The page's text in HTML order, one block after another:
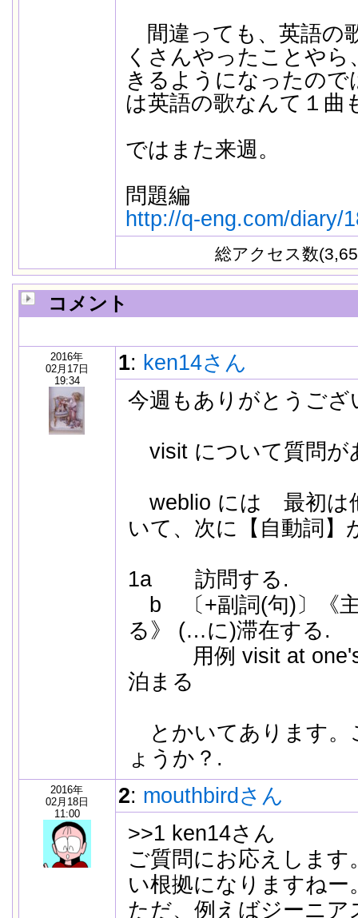
間違っても、英語の
くさんやったことや
きるようになったの
は英語の歌なんて１曲
ではまた来週。
問題編
http://q-eng.com/diary/
総アクセス数
コメント
2016年
02月17日
19:34
1: ken14さん
今週もありがとうござ
visit について質問が
weblio には 最初は
いて、次に【自動詞】
1a 訪問する.
b 〔+副詞(句)〕《
る》 (…に)滞在する.
用例 visit at one's
泊まる
とかいてあります。
ょうか？.
2016年
02月18日
11:00
2: mouthbirdさん
>>1 ken14さん
ご質問にお応えしま
い根拠になりますねー
ただ、例えばジーニア